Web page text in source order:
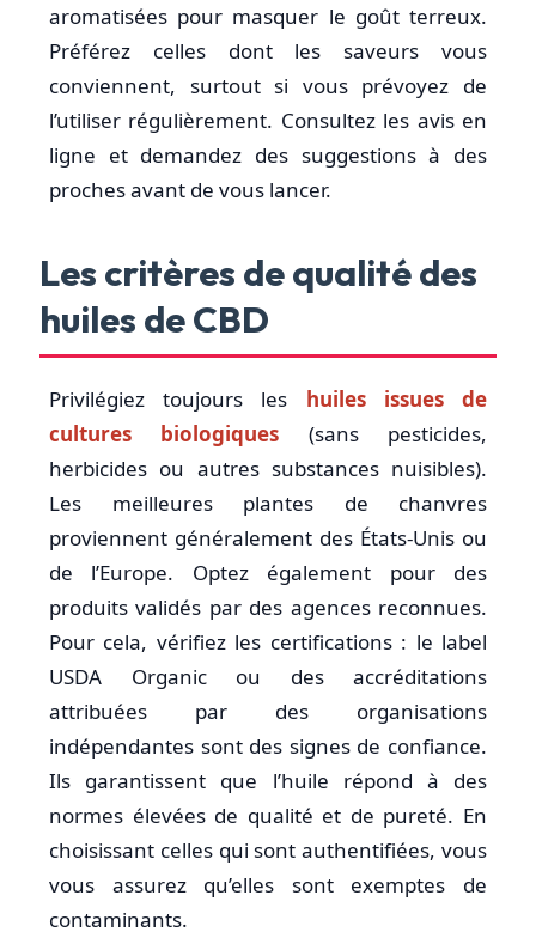
aromatisées pour masquer le goût terreux.
Préférez celles dont les saveurs vous
conviennent, surtout si vous prévoyez de
l’utiliser régulièrement. Consultez les avis en
ligne et demandez des suggestions à des
proches avant de vous lancer.
Les critères de qualité des
huiles de CBD
Privilégiez toujours les huiles issues de
cultures biologiques (sans pesticides,
herbicides ou autres substances nuisibles).
Les meilleures plantes de chanvres
proviennent généralement des États-Unis ou
de l’Europe. Optez également pour des
produits validés par des agences reconnues.
Pour cela, vérifiez les certifications : le label
USDA Organic ou des accréditations
attribuées par des organisations
indépendantes sont des signes de confiance.
Ils garantissent que l’huile répond à des
normes élevées de qualité et de pureté. En
choisissant celles qui sont authentifiées, vous
vous assurez qu’elles sont exemptes de
contaminants.